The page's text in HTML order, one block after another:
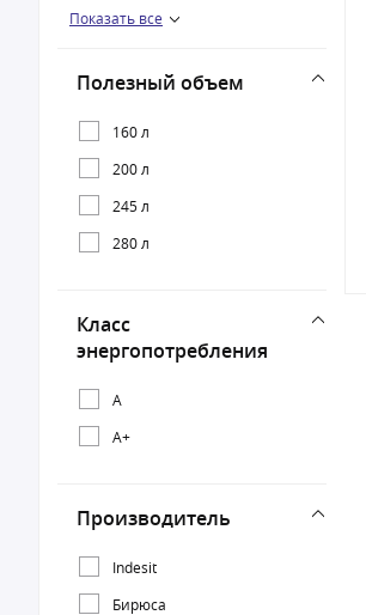
278 л
Показать все
Полезный объем
160 л
200 л
245 л
280 л
Класс
энергопотребления
A
A+
Производитель
Indesit
Бирюса